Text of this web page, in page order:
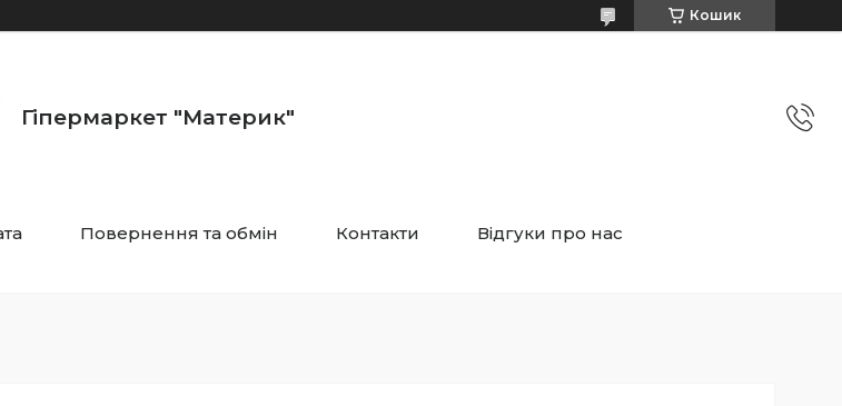
Кошик
Гіпермаркет "Материк"
Повернення та обмін Контакти Відгуки про нас